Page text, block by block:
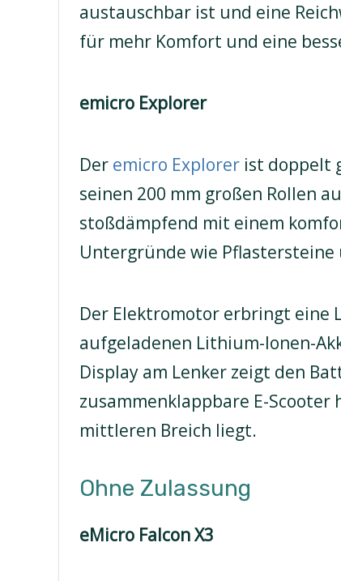
austauschbar ist und eine
für mehr Komfort und eine
emicro Explorer
Der emicro Explorer ist doppelt
seinen 200 mm großen Rollen
stoßdämpfend mit einem
Untergründe wie Pflastersteine
Der Elektromotor erbringt eine
aufgeladenen Lithium-Ionen-
Display am Lenker zeigt den
zusammenklappbare E-Scooter
mittleren Breich liegt.
Ohne Zulassung
eMicro Falcon X3